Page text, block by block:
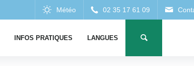
INFOS PRATIQUES LANGUES